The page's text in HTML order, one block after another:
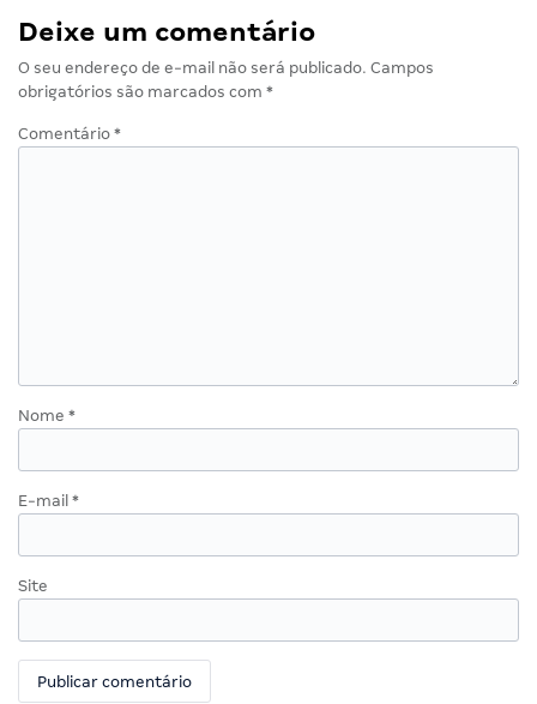
Deixe um comentário
O seu endereço de e-mail não será publicado. Campos
obrigatórios são marcados com *
Comentário *
Nome *
E-mail *
Site